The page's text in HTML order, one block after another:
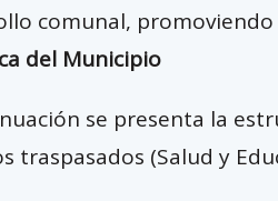
comunal,
del Municipio
se presenta la
traspasados (Salud y